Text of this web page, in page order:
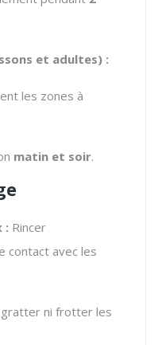
et adultes) :
les zones à
matin et soir.
: Rincer
contact avec les
gratter ni frotter les